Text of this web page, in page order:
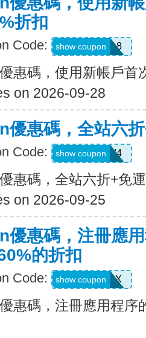
折扣
Code: TFSD8
show coupon
惠碼，使用新帳戶首
on 2026-09-28
優惠碼，全站六
Code: LS8V4
show coupon
惠碼，全站六折+免
on 2026-09-25
優惠碼，注冊應
的折扣
Code: XUWL7NX
show coupon
惠碼，注冊應用程序